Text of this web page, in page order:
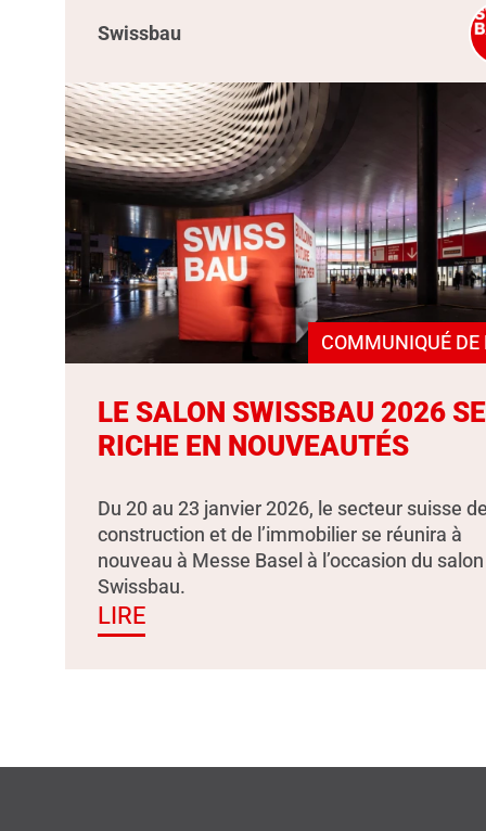
Swissbau
COMMUNIQUÉ DE
LE SALON SWISSBAU 2026
RICHE EN NOUVEAUTÉS
Du 20 au 23 janvier 2026, le secteur suisse
construction et de l’immobilier se réunira à
nouveau à Messe Basel à l’occasion du salon
Swissbau.
LIRE